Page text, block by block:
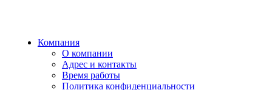
Компания
О компании
Адрес и контакты
Время работы
Политика конфиденциальности